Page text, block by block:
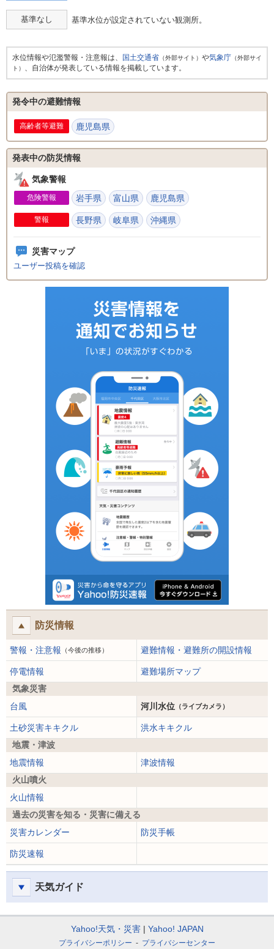
基準なし 基準水位が設定されていない観測所。
水位情報や氾濫警報・注意報は、 国土交通省 （外部サイト） や気象庁 （外部サイ
ト） 、自治体が発表している情報を掲載しています。
発令中の避難情報
高齢者等避難 鹿児島県
発表中の防災情報
気象警報
危険警報 岩手県 富山県 鹿児島県
警報 長野県 岐阜県 沖縄県
災害マップ
ユーザー投稿を確認
防災情報
警報・注意報 （今後の推移） 避難情報・避難所の開設情報
停電情報
避難場所マップ
気象災害
台風
河川水位 （ライブカメラ）
土砂災害キキクル
洪水キキクル
地震・津波
地震情報
津波情報
火山噴火
火山情報
過去の災害を知る・災害に備える
災害カレンダー
防災手帳
防災速報
天気ガイド
Yahoo!天気・災害 Yahoo! JAPAN
プライバシーポリシー プライバシーセンター